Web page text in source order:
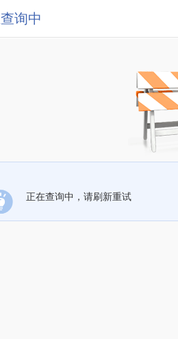
询中
正在查询中，请刷新重试